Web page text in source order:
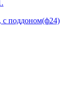
поддоном(ф24)